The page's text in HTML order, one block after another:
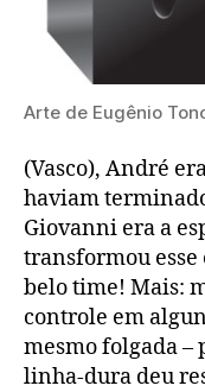
Arte de Eugênio
(Vasco), André
haviam
Giovanni era a
transformou
belo time! Mais:
controle em
mesmo folgada –
linha-dura deu